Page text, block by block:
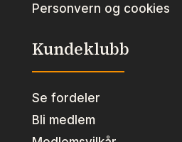
Personvern og cookies
Kundeklubb
Se fordeler
Bli medlem